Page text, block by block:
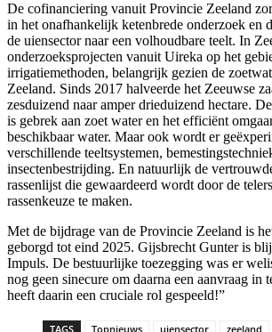
De cofinanciering vanuit Provincie Zeeland
in het onafhankelijk ketenbrede onderzoek en
de uiensector naar een volhoudbare teelt. In
onderzoeksprojecten vanuit Uireka op het
irrigatiemethoden, belangrijk gezien de
Zeeland. Sinds 2017 halveerde het Zeeuwse
zesduizend naar amper drieduizend hectare.
is gebrek aan zoet water en het efficiënt
beschikbaar water. Maar ook wordt er
verschillende teeltsystemen,
insectenbestrijding. En natuurlijk de
rassenlijst die gewaardeerd wordt door de
rassenkeuze te maken.
Met de bijdrage van de Provincie Zeeland is
geborgd tot eind 2025. Gijsbrecht Gunter is
Impuls. De bestuurlijke toezegging was er
nog geen sinecure om daarna een aanvraag in
heeft daarin een cruciale rol gespeeld!”
TAGS Topnieuws uiensector zeeland